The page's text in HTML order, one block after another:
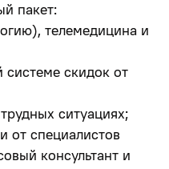
пакет:
телемедицина и
скидок от
ситуациях;
от специалистов
консультант и